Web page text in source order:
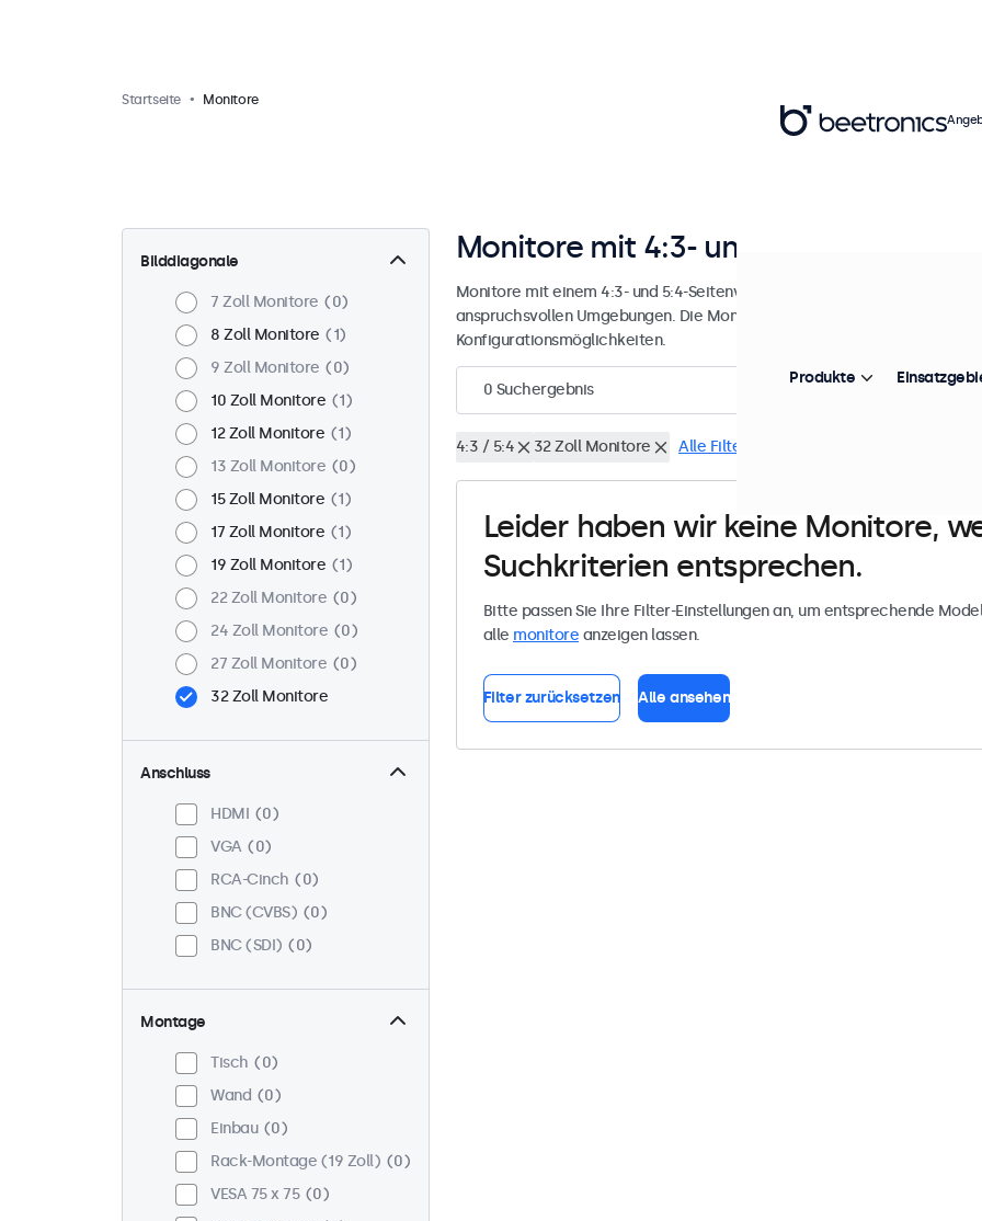
Startseite Monitore
Bilddiagonale
7 Zoll Monitore
0
8 Zoll Monitore
1
9 Zoll Monitore
0
10 Zoll Monitore
1
12 Zoll Monitore
1
13 Zoll Monitore
0
15 Zoll Monitore
1
17 Zoll Monitore
1
19 Zoll Monitore
1
22 Zoll Monitore
0
24 Zoll Monitore
0
27 Zoll Monitore
0
32 Zoll Monitore
Anschluss
HDMI
0
VGA
0
RCA-Cinch
0
BNC (CVBS)
0
BNC (SDI)
0
Montage
Tisch
0
Wand
0
Einbau
0
Rack-Montage (19 Zoll)
0
VESA 75 x 75
0
Monitore mit 4:3- und 5:4-
Monitore mit einem 4:3- und 5:4-Seitenverhältnis, entwickelt für den
anspruchsvollen Umgebungen. Die Monitore lassen sich leicht
Konfigurationsmöglichkeiten.
0 Suchergebnis
4:3 / 5:4 32 Zoll Monitore Alle Filter löschen
Leider haben wir keine Monitore,
Suchkriterien entsprechen.
Bitte passen Sie Ihre Filter-Einstellungen an, um entsprechende
alle monitore anzeigen lassen.
Filter zurücksetzen Alle ansehen
Produkte